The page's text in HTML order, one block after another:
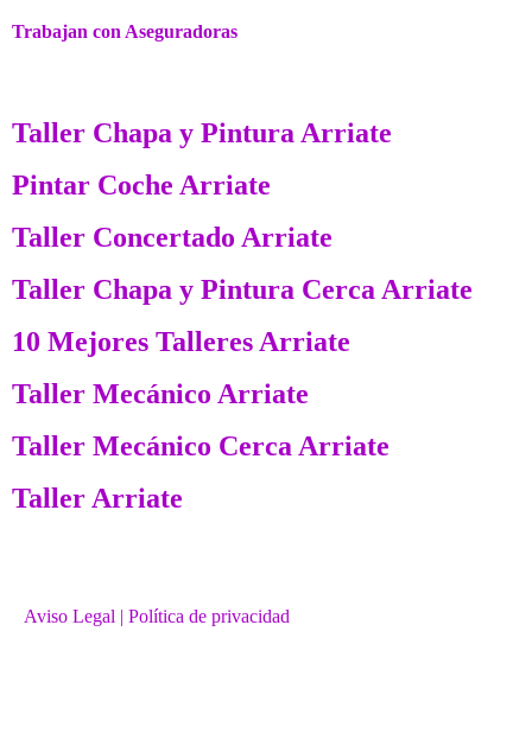
Trabajan con Aseguradoras
Taller Chapa y Pintura Arriate
Pintar Coche Arriate
Taller Concertado Arriate
Taller Chapa y Pintura Cerca Arriate
10 Mejores Talleres Arriate
Taller Mecánico Arriate
Taller Mecánico Cerca Arriate
Taller Arriate
Aviso Legal | Política de privacidad